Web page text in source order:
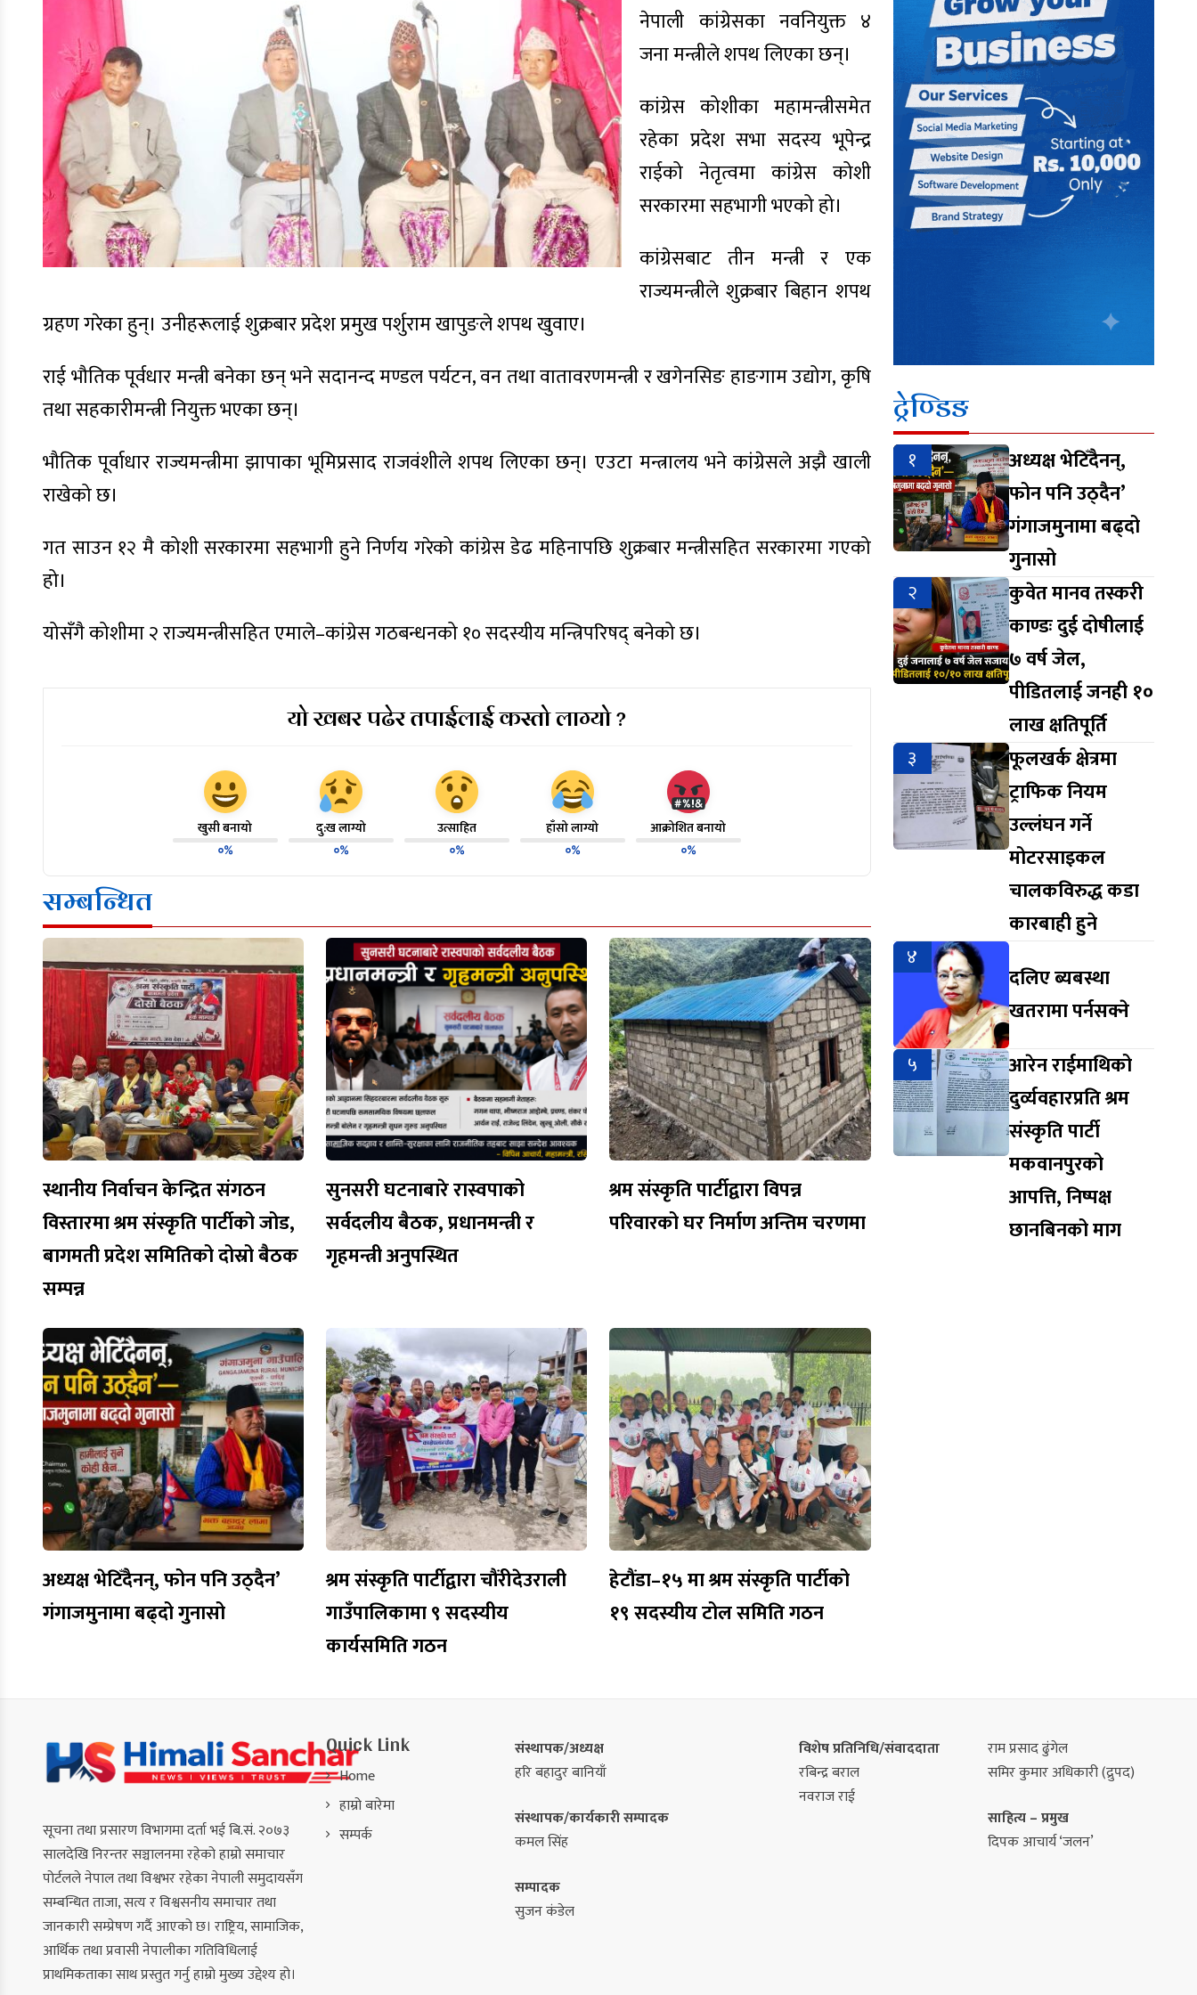
नेपाली कांग्रेसका नवनियुक्त ४
जना मन्त्रीले शपथ लिएका छन्।
कांग्रेस कोशीका महामन्त्रीसमेत
रहेका प्रदेश सभा सदस्य भूपेन्द्र
राईको नेतृत्वमा कांग्रेस कोशी
सरकारमा सहभागी भएको हो।
कांग्रेसबाट तीन मन्त्री र एक
राज्यमन्त्रीले शुक्रबार बिहान शपथ
ग्रहण गरेका हुन्। उनीहरूलाई शुक्रबार प्रदेश प्रमुख पर्शुराम खापुङले शपथ खुवाए।
राई भौतिक पूर्वधार मन्त्री बनेका छन् भने सदानन्द मण्डल पर्यटन, वन तथा वातावरणमन्त्री र खगेनसिङ हाङगाम उद्योग, कृषि
तथा सहकारीमन्त्री नियुक्त भएका छन्।
भौतिक पूर्वाधार राज्यमन्त्रीमा झापाका भूमिप्रसाद राजवंशीले शपथ लिएका छन्। एउटा मन्त्रालय भने कांग्रेसले अझै खाली
राखेको छ।
गत साउन १२ मै कोशी सरकारमा सहभागी हुने निर्णय गरेको कांग्रेस डेढ महिनापछि शुक्रबार मन्त्रीसहित सरकारमा गएको
हो।
योसँगै कोशीमा २ राज्यमन्त्रीसहित एमाले–कांग्रेस गठबन्धनको १० सदस्यीय मन्त्रिपरिषद् बनेको छ।
यो खबर पढेर तपाईलाई कस्तो लाग्यो ?
खुसी बनायो
०%
दु:ख लाग्यो
०%
उत्साहित
०%
हाँसो लाग्यो
०%
आक्रोशित बनायो
०%
सम्बन्धित
स्थानीय निर्वाचन केन्द्रित संगठन
विस्तारमा श्रम संस्कृति पार्टीको जोड,
बागमती प्रदेश समितिको दोस्रो बैठक
सम्पन्न
सुनसरी घटनाबारे रास्वपाको
सर्वदलीय बैठक, प्रधानमन्त्री र
गृहमन्त्री अनुपस्थित
श्रम संस्कृति पार्टीद्वारा विपन्न
परिवारको घर निर्माण अन्तिम चरणमा
अध्यक्ष भेटिँदैनन्, फोन पनि उठ्दैन’
गंगाजमुनामा बढ्दो गुनासो
श्रम संस्कृति पार्टीद्वारा चौंरीदेउराली
गाउँपालिकामा ९ सदस्यीय
कार्यसमिति गठन
हेटौंडा–१५ मा श्रम संस्कृति पार्टीको
१९ सदस्यीय टोल समिति गठन
ट्रेण्डिङ
१
अध्यक्ष भेटिँदैनन्,
फोन पनि उठ्दैन’
गंगाजमुनामा बढ्दो
गुनासो
२
कुवेत मानव तस्करी
काण्डः दुई दोषीलाई
७ वर्ष जेल,
पीडितलाई जनही १०
लाख क्षतिपूर्ति
३
फूलखर्क क्षेत्रमा
ट्राफिक नियम
उल्लंघन गर्ने
मोटरसाइकल
चालकविरुद्ध कडा
कारबाही हुने
४
दलिए ब्यबस्था
खतरामा पर्नसक्ने
५
आरेन राईमाथिको
दुर्व्यवहारप्रति श्रम
संस्कृति पार्टी
मकवानपुरको
आपत्ति, निष्पक्ष
छानबिनको माग
सूचना तथा प्रसारण विभागमा दर्ता भई बि.सं. २०७३
सालदेखि निरन्तर सञ्चालनमा रहेको हाम्रो समाचार
पोर्टलले नेपाल तथा विश्वभर रहेका नेपाली समुदायसँग
सम्बन्धित ताजा, सत्य र विश्वसनीय समाचार तथा
जानकारी सम्प्रेषण गर्दै आएको छ। राष्ट्रिय, सामाजिक,
आर्थिक तथा प्रवासी नेपालीका गतिविधिलाई
प्राथमिकताका साथ प्रस्तुत गर्नु हाम्रो मुख्य उद्देश्य हो।
Quick Link
Home
हाम्रो बारेमा
सम्पर्क
संस्थापक/अध्यक्ष
हरि बहादुर बानियाँ
संस्थापक/कार्यकारी सम्पादक
कमल सिंह
सम्पादक
सुजन कंडेल
विशेष प्रतिनिधि/संवाददाता
रबिन्द्र बराल
नवराज राई
राम प्रसाद ढुंगेल
समिर कुमार अधिकारी (द्रुपद)
साहित्य – प्रमुख
दिपक आचार्य ‘जलन’